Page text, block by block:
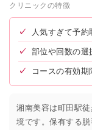
クリニックの特徴
✓ 人気すぎて予
✓ 部位や回数の選
✓ コースの有効期
湘南美容は町田駅
境です。保有する